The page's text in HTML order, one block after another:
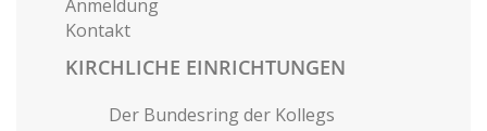
Anmeldung
Kontakt
KIRCHLICHE EINRICHTUNGEN
Der Bundesring der Kollegs